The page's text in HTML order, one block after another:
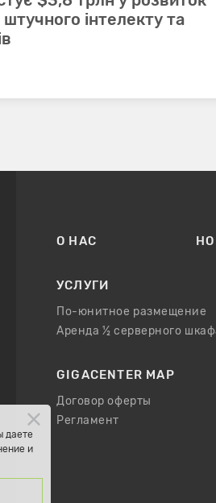
інтелекту та
О НАС
УСЛУГИ
По-юнитное размещение
Аренда ½ серверного
GIGACENTER MAP
Договор оферты
Регламент
даете
и